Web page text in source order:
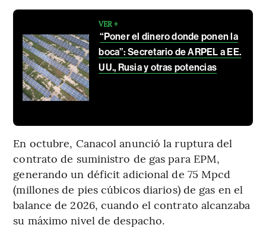
VER +
“Poner el dinero donde ponen la
boca”: Secretario de ARPEL a EE.
UU., Rusia y otras potencias
En octubre, Canacol anunció la ruptura del
contrato de suministro de gas para EPM,
generando un déficit adicional de 75 Mpcd
(millones de pies cúbicos diarios) de gas en el
balance de 2026, cuando el contrato alcanzaba
su máximo nivel de despacho.